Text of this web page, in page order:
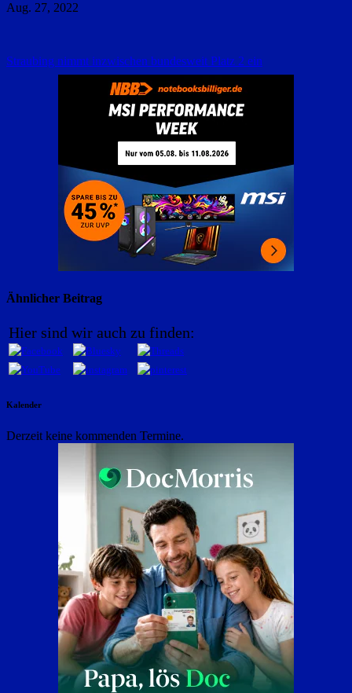
Aug. 27, 2022
Beitragsnavigation
Straubing nimmt inzwischen bundesweit Platz 2 ein
Ähnlicher Beitrag
Hier sind wir auch zu finden:
Kalender
Derzeit keine kommenden Termine.